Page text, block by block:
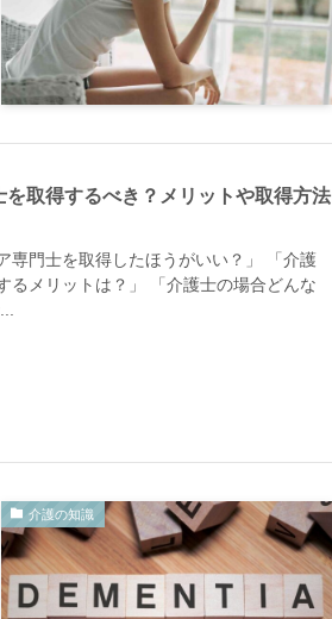
取得するべき？メリットや取得方法
専門士を取得したほうがいい？」 「介護
るメリットは？」 「介護士の場合どんな
介護の知識